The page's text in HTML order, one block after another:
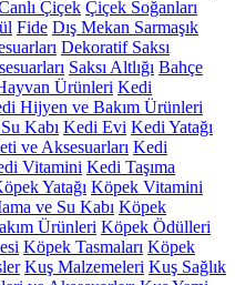
Çiçek Çiçek Soğanları
Fide Dış Mekan Sarmaşık
Dekoratif Saksı
Saksı Altlığı Bahçe
Ürünleri Kedi
Hijyen ve Bakım Ürünleri
Kabı Kedi Evi Kedi Yatağı
ve Aksesuarları Kedi
Vitamini Kedi Taşıma
Yatağı Köpek Vitamini
ve Su Kabı Köpek
Ürünleri Köpek Ödülleri
Köpek Tasmaları Köpek
Kuş Malzemeleri Kuş Sağlık